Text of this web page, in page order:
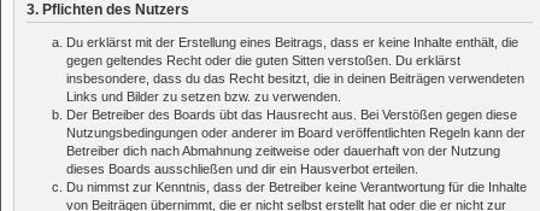
3. Pflichten des Nutzers
Du erklärst mit der Erstellung eines Beitrags, dass er keine Inhalte enthält, die
gegen geltendes Recht oder die guten Sitten verstoßen. Du erklärst
insbesondere, dass du das Recht besitzt, die in deinen Beiträgen verwendeten
Links und Bilder zu setzen bzw. zu verwenden.
Der Betreiber des Boards übt das Hausrecht aus. Bei Verstößen gegen diese
Nutzungsbedingungen oder anderer im Board veröffentlichten Regeln kann der
Betreiber dich nach Abmahnung zeitweise oder dauerhaft von der Nutzung
dieses Boards ausschließen und dir ein Hausverbot erteilen.
Du nimmst zur Kenntnis, dass der Betreiber keine Verantwortung für die Inhalte
von Beiträgen übernimmt, die er nicht selbst erstellt hat oder die er nicht zur